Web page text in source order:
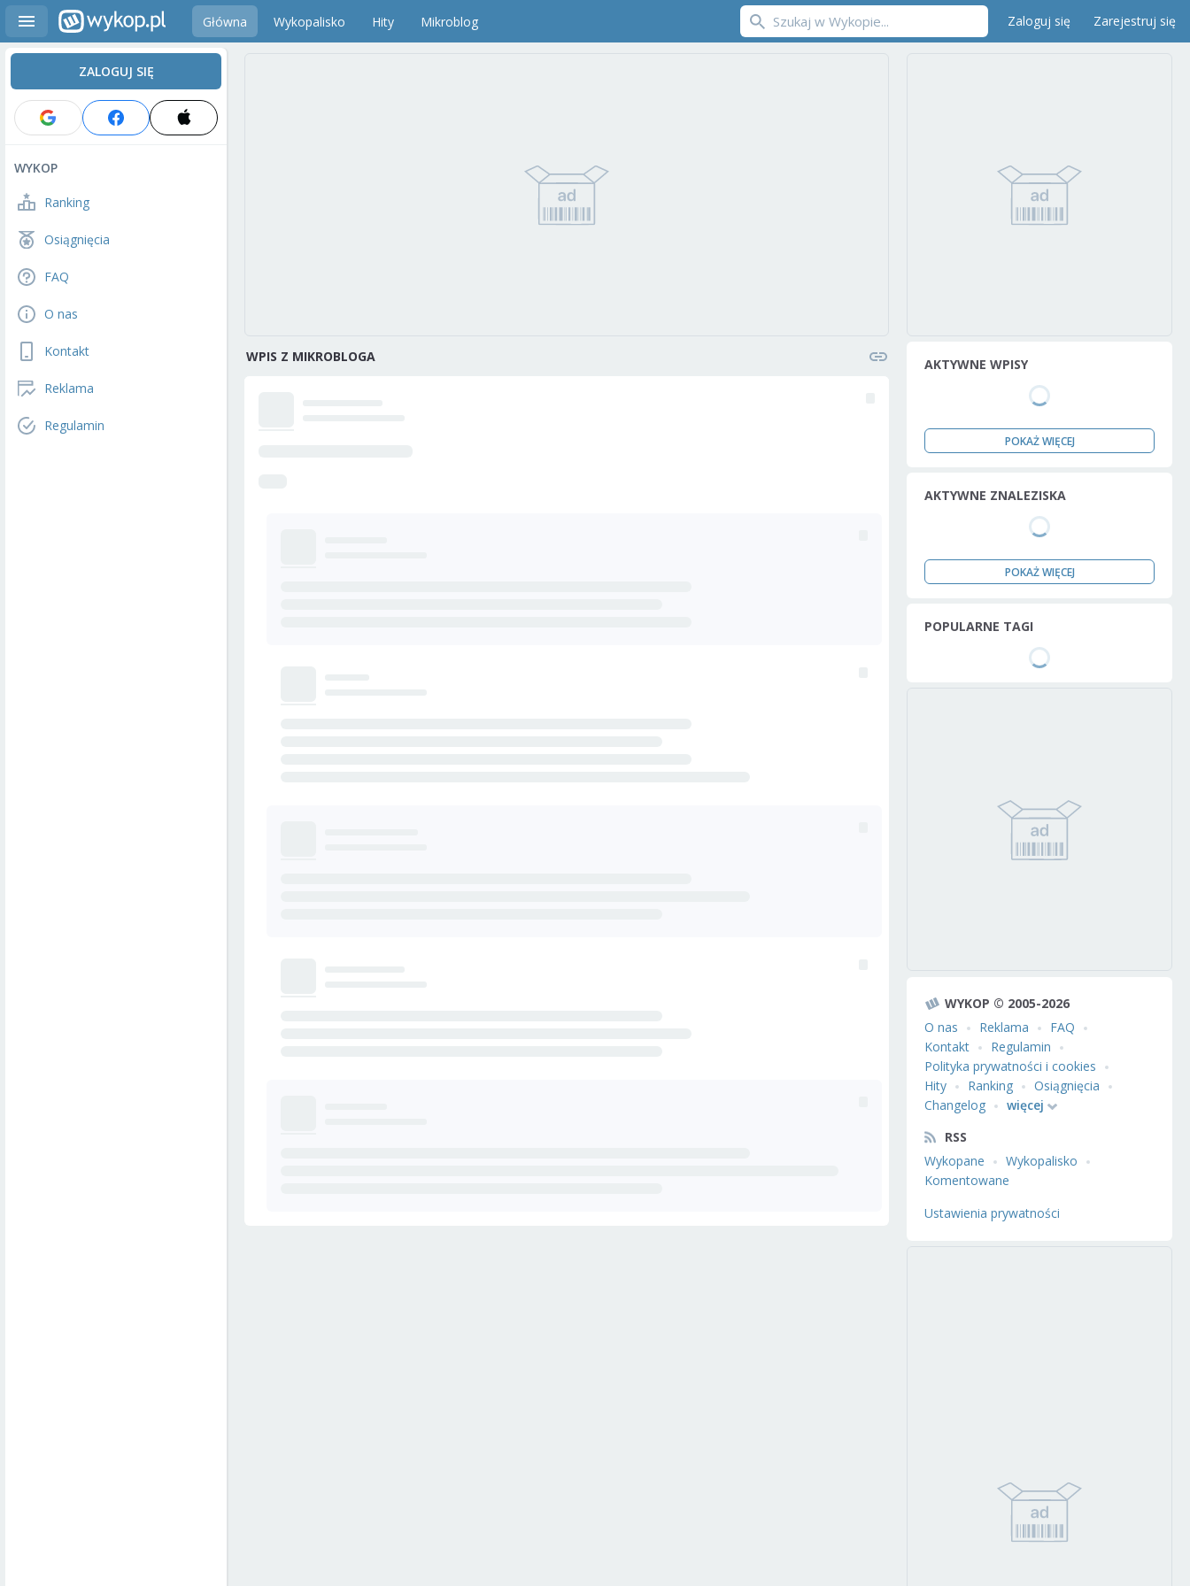
Główna Wykopalisko Hity Mikroblog Zaloguj się Zarejestruj się
ZALOGUJ SIĘ
WYKOP
Ranking
Osiągnięcia
FAQ
O nas
Kontakt
Reklama
Regulamin
WPIS Z MIKROBLOGA AKTYWNE WPISY
POKAŻ WIĘCEJ
AKTYWNE ZNALEZISKA
POKAŻ WIĘCEJ
POPULARNE TAGI
WYKOP © 2005-2026
O nas
Reklama
FAQ
Kontakt
Regulamin
Polityka prywatności i cookies
Hity
Ranking
Osiągnięcia
Changelog
więcej
RSS
Wykopane
Wykopalisko
Komentowane
Ustawienia prywatności